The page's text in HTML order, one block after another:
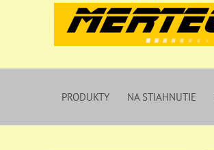
PRODUKTY NA STIAHNUTIE